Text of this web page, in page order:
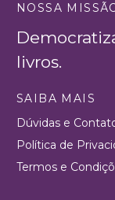
NOSSA
livros.
SAIBA MAIS
Dúvidas e
Política de
Termos e